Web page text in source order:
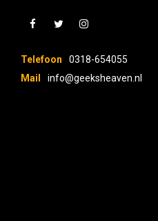
Telefoon
0318-654055
Mail
info@geeksheaven.nl